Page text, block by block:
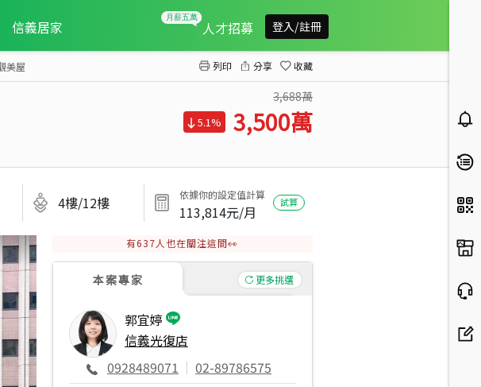
信義居家 人才招募 登入/註冊
美屋 列印 分享 收藏
3,688萬
5.1% 3,500萬
4樓/12樓 依據你的設定值計算
113,814元/月
試算
有637人也在關注這間👀
本案專家 更多挑選
郭宜婷
信義光復店
0928489071 | 02-89786575